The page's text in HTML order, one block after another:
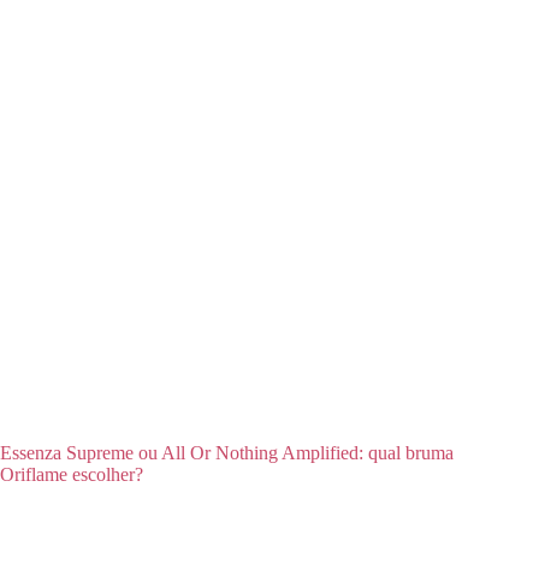
Essenza Supreme ou All Or Nothing Amplified: qual bruma
Oriflame escolher?